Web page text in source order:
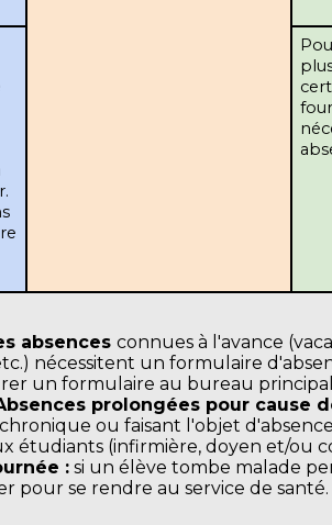
absences connues à l'avance
nécessitent un formulaire
un formulaire au bureau
prolongées pour cause
ou faisant l'objet
étudiants (infirmière, doyen et/ou
: si un élève tombe malade
pour se rendre au service de santé.